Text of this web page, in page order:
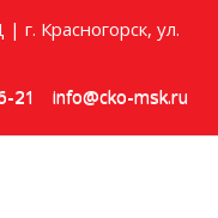
Красногорск, ул.
21
info@cko-msk.ru